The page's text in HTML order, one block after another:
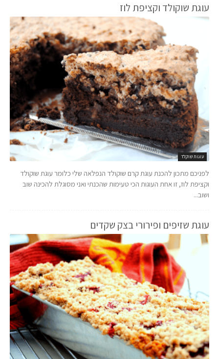
עוגת שוקולד וקציפת לוז
עוגות שוקלד
לפניכם מתכון להכנת עוגת קרם שוקולד הנפלאה שלי כלומר עוגת שוקולד
וקציפת לוז, זו אחת העוגות הכי טעימות שהכנתי ואני מסוגלת להכינה שוב
ושוב...
עוגת שזיפים ופירורי בצק שקדים